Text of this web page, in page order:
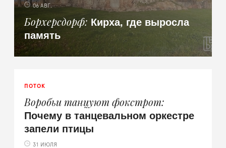
06 АВГ.
Борхерсдорф Кирха, где выросла
память
ПОТОК
Воробьи танцуют фокстрот
Почему в танцевальном оркестре
запели птицы
31 ИЮЛЯ